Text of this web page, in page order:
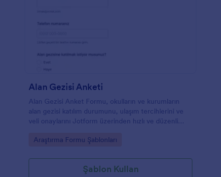
Alan Gezisi Anketi
Alan Gezisi Anket Formu, okulların ve kurumların
alan gezisi katılım durumunu, ulaşım tercihlerini ve
veli onaylarını Jotform üzerinden hızlı ve düzenli
Go to Category:
Araştırma Formu Şablonları
Şablon Kullan